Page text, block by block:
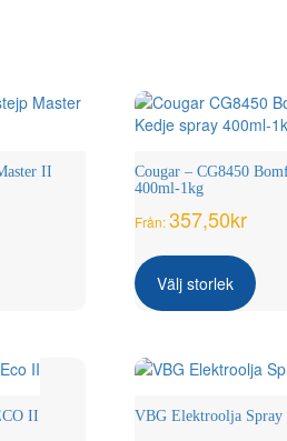
II
Cougar – CG8450
400ml-1kg
Från:357,50kr
Välj storlek
här
II VBG Elektroolja Spray